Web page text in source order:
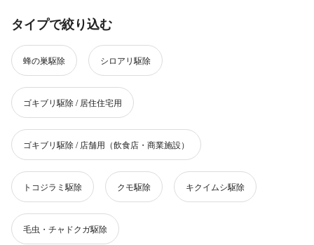
タイプで絞り込む
蜂の巣駆除 シロアリ駆除
ゴキブリ駆除 / 居住住宅用
ゴキブリ駆除 / 店舗用（飲食店・商業施設）
トコジラミ駆除 クモ駆除 キクイムシ駆除
毛虫・チャドクガ駆除